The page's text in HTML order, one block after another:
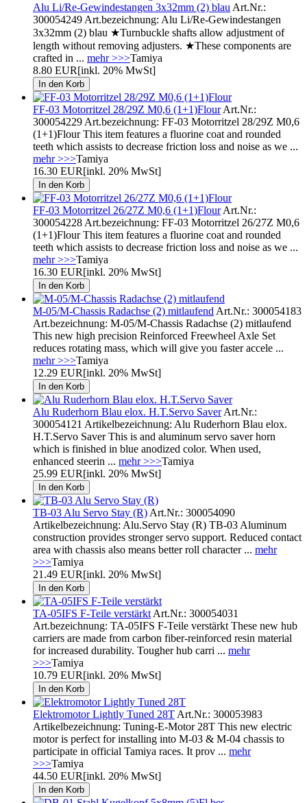
Alu Li/Re-Gewindestangen 3x32mm (2) blau Art.Nr.:
300054249 Art.bezeichnung: Alu Li/Re-Gewindestangen
3x32mm (2) blau ★Turnbuckle shafts allow adjustment of
length without removing adjusters. ★These components are
crafted in ... mehr >>>Tamiya
8.80 EUR[inkl. 20% MwSt]
FF-03 Motorritzel 28/29Z M0,6 (1+1)FlourArt.Nr.:
300054229 Art.bezeichnung: FF-03 Motorritzel 28/29Z M0,6
(1+1)Flour This item features a fluorine coat and rounded
teeth which assists to decrease friction loss and noise as we ...
mehr >>>Tamiya
16.30 EUR[inkl. 20% MwSt]
FF-03 Motorritzel 26/27Z M0,6 (1+1)FlourArt.Nr.:
300054228 Art.bezeichnung: FF-03 Motorritzel 26/27Z M0,6
(1+1)Flour This item features a fluorine coat and rounded
teeth which assists to decrease friction loss and noise as we ...
mehr >>>Tamiya
16.30 EUR[inkl. 20% MwSt]
M-05/M-Chassis Radachse (2) mitlaufend Art.Nr.: 300054183
Art.bezeichnung: M-05/M-Chassis Radachse (2) mitlaufend
This new high precision Reinforced Freewheel Axle Set
reduces rotating mass, which will give you faster accele ...
mehr >>>Tamiya
12.29 EUR[inkl. 20% MwSt]
Alu Ruderhorn Blau elox. H.T.Servo SaverArt.Nr.:
300054121 Artikelbezeichnung: Alu Ruderhorn Blau elox.
H.T.Servo Saver This is and aluminum servo saver horn
which is finished in blue anodized color. When used,
enhanced steerin ... mehr >>>Tamiya
25.99 EUR[inkl. 20% MwSt]
TB-03 Alu Servo Stay (R) Art.Nr.: 300054090
Artikelbezeichnung: Alu.Servo Stay (R) TB-03 Aluminum
construction provides stronger servo support. Reduced contact
area with chassis also means better roll character ... mehr
>>>Tamiya
21.49 EUR[inkl. 20% MwSt]
TA-05IFS F-Teile verstärkt Art.Nr.: 300054031
Art.bezeichnung: TA-05IFS F-Teile verstärkt These new hub
carriers are made from carbon fiber-reinforced resin material
for increased durability. Tougher hub carri ... mehr
>>>Tamiya
10.79 EUR[inkl. 20% MwSt]
Elektromotor Lightly Tuned 28T Art.Nr.: 300053983
Artikelbezeichnung: Tuning-E-Motor 28T This new electric
motor is perfect for installing into M-03 & M-04 chassis to
participate in official Tamiya races. It prov ... mehr
>>>Tamiya
44.50 EUR[inkl. 20% MwSt]